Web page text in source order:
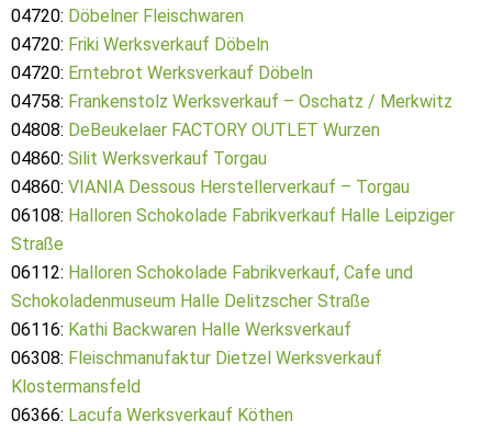
04720: Döbelner Fleischwaren
04720: Friki Werksverkauf Döbeln
04720: Erntebrot Werksverkauf Döbeln
04758: Frankenstolz Werksverkauf – Oschatz / Merkwitz
04808: DeBeukelaer FACTORY OUTLET Wurzen
04860: Silit Werksverkauf Torgau
04860: VIANIA Dessous Herstellerverkauf – Torgau
06108: Halloren Schokolade Fabrikverkauf Halle Leipziger
Straße
06112: Halloren Schokolade Fabrikverkauf, Cafe und
Schokoladenmuseum Halle Delitzscher Straße
06116: Kathi Backwaren Halle Werksverkauf
06308: Fleischmanufaktur Dietzel Werksverkauf
Klostermansfeld
06366: Lacufa Werksverkauf Köthen